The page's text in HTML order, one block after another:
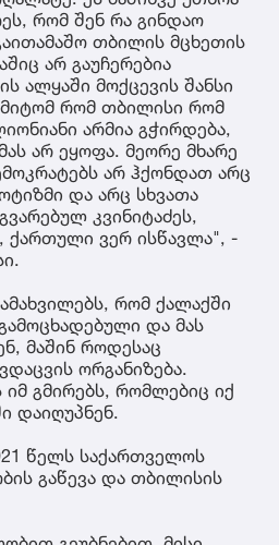
რომ გენერალ
თბილისის მცირე
შესაძლებელი იყო,
ვინაიდან ამას
და ისე გაიქცა
კვინიტაძესთან ერთად
მთაწმინდიდან
რომ მთავარსარდალი,
დედაქალაქს
ეს მაშინვე უთხრა
რომ შენ რა გინდაო
თბილის მცხეთის
არ გაუჩერებია
ალყაში მოქცევის შანსი
რომ თბილისი რომ
არმია გჭირდება,
არ ეყოფა. მეორე მხარე
არ ჰქონდათ არც
და არც სხვათა
კვინიტაძეს,
ვერ ისწავლა", -